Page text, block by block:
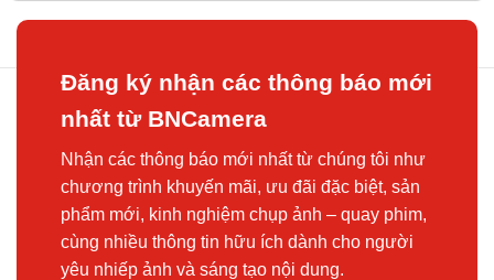
Đăng ký nhận các thông báo mới
nhất từ BNCamera
Nhận các thông báo mới nhất từ chúng tôi như
chương trình khuyến mãi, ưu đãi đặc biệt, sản
phẩm mới, kinh nghiệm chụp ảnh – quay phim,
cùng nhiều thông tin hữu ích dành cho người
yêu nhiếp ảnh và sáng tạo nội dung.